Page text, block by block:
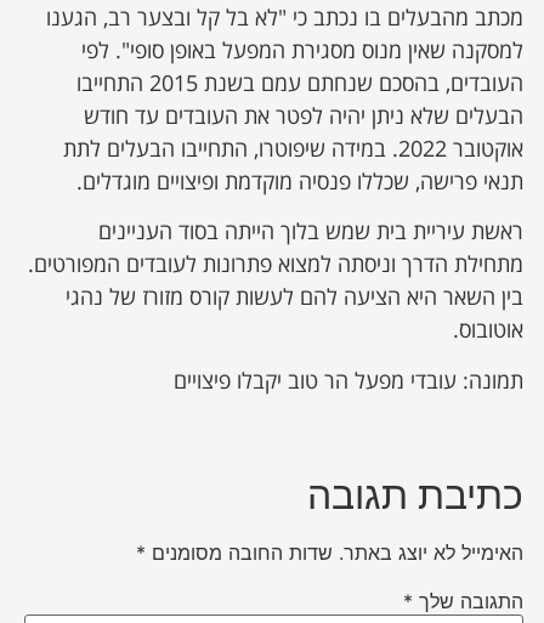
מכתב מהבעלים בו נכתב כי "לא בל קל ובצער רב, הגענו
למסקנה שאין מנוס מסגירת המפעל באופן סופי". לפי
העובדים, בהסכם שנחתם עמם בשנת 2015 התחייבו
הבעלים שלא ניתן יהיה לפטר את העובדים עד חודש
אוקטובר 2022. במידה שיפוטרו, התחייבו הבעלים לתת
תנאי פרישה, שכללו פנסיה מוקדמת ופיצויים מוגדלים.
ראשת עיריית בית שמש בלוך הייתה בסוד העניינים
מתחילת הדרך וניסתה למצוא פתרונות לעובדים המפורטים.
בין השאר היא הציעה להם לעשות קורס מזורז של נהגי
אוטובוס.
תמונה: עובדי מפעל הר טוב יקבלו פיצויים
כתיבת תגובה
האימייל לא יוצג באתר. שדות החובה מסומנים *
התגובה שלך *